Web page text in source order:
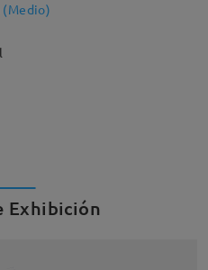
(Medio)
Exhibición